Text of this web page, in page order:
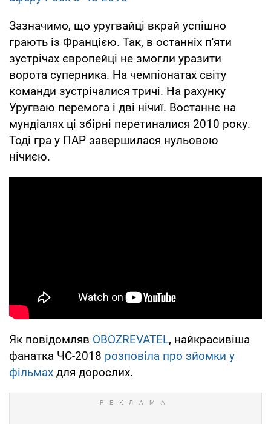
Зазначимо, що уругвайці вкрай успішно
грають із Францією. Так, в останніх п'яти
зустрічах європейці не змогли уразити
ворота суперника. На чемпіонатах світу
команди зустрічалися тричі. На рахунку
Уругваю перемога і дві нічиї. Востаннє на
мундіалях ці збірні перетиналися 2010 року.
Тоді гра у ПАР завершилася нульовою
нічиєю.
Як повідомляв OBOZREVATEL, найкрасивіша
фанатка ЧС-2018 розповіла про зйомки у
фільмах для дорослих.